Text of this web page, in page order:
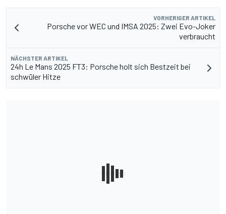
VORHERIGER ARTIKEL
Porsche vor WEC und IMSA 2025: Zwei Evo-Joker
verbraucht
NÄCHSTER ARTIKEL
24h Le Mans 2025 FT3: Porsche holt sich Bestzeit bei
schwüler Hitze